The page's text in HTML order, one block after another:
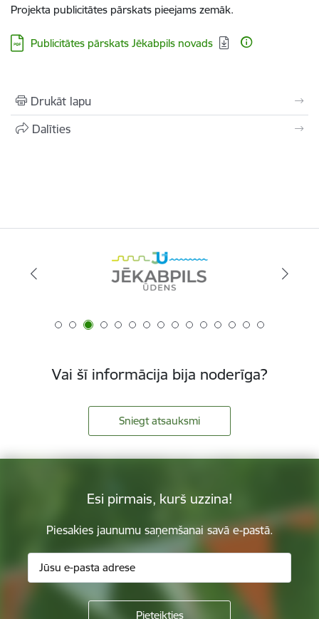
Projekta publicitātes pārskats pieejams zemāk.
Lejupielādēt:
Publicitātes pārskats Jēkabpils novads
Drukāt lapu
Dalīties
Vai šī informācija bija noderīga?
Sniegt atsauksmi
Esi pirmais, kurš uzzina!
Piesakies jaunumu saņemšanai savā e-pastā.